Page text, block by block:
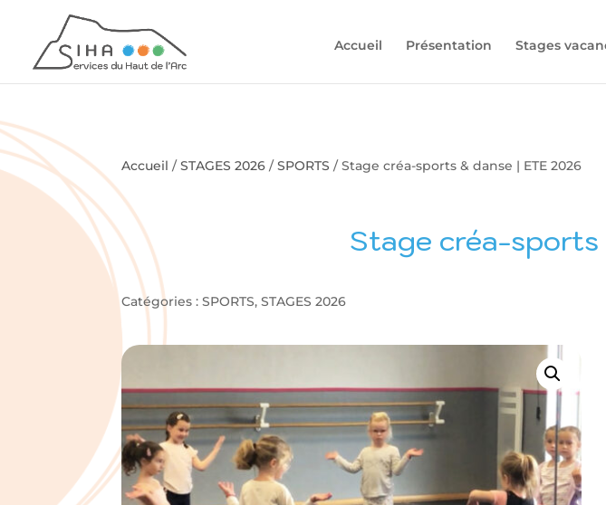
Accueil Présentation Stages
Accueil /STAGES 2026 /SPORTS / Stage créa-sports & danse | ETE 2026
Stage créa-sports
Catégories :SPORTS,STAGES 2026